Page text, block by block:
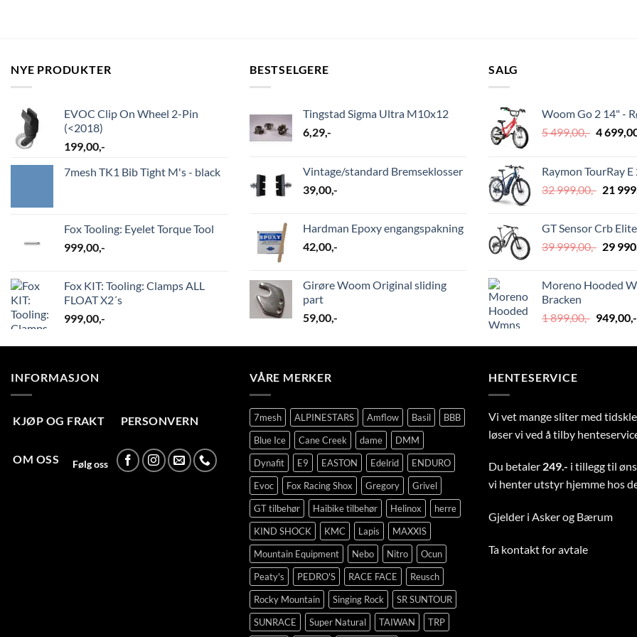
NYE PRODUKTER
EVOC Clip On Wheel 2-Pin
(<2018)
199,00,-
7mesh TK1 Bib Tight M's - black
Fox Tooling: Eyelet Torque Tool
999,00,-
Fox KIT: Tooling: Clamps ALL
FLOAT X2´s
999,00,-
BESTSELGERE
Tingstad Sigma Ultra M10x12
6,29,-
Vintage/standard Bremseklosser
39,00,-
Hardman Epoxy engangspakning
42,00,-
Girøre Woom Original sliding
part
59,00,-
SALG
Woom Go 2 14" -
5 499,00,-
5
499,00,-.
4
Raymon TourRay
32 999,00,-
32
21
GT Sensor Crb
39 999,00,-
39
29
Moreno Hooded
Bracken
1 899,00,-
var:
949,00,-
INFORMASJON
KJØP OG FRAKT PERSONVERN
OM OSS Følg oss
VÅRE MERKER
7mesh ALPINESTARS Amflow Basil
BBB
Blue Ice
Cane Creek dame
DMM
Dynafit
E9 EASTON Edelrid
ENDURO
Evoc
Fox Racing Shox Gregory
Grivel
GT tilbehør
Haibike tilbehør Helinox
herre
KIND SHOCK
KMC Lapis
MAXXIS
Mountain Equipment
Nebo Nitro
Ocun
Peaty's
PEDRO'S RACE FACE
Reusch
Rocky Mountain
Singing Rock
SR SUNTOUR
SUNRACE
Super Natural TAIWAN TRP
HENTESERVICE
Vi vet mange sliter med
løser vi ved å tilby
Du betaler 249.- i tillegg til
vi henter utstyr hjemme hos
Gjelder i Asker og Bærum
Ta kontaktfor avtale